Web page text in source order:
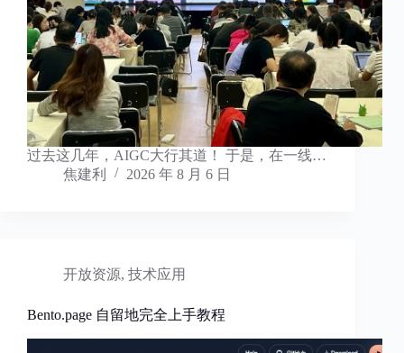
过去这几年，AIGC大行其道！ 于是，在一线…
焦建利
2026 年 8 月 6 日
开放资源, 技术应用
Bento.page 自留地完全上手教程